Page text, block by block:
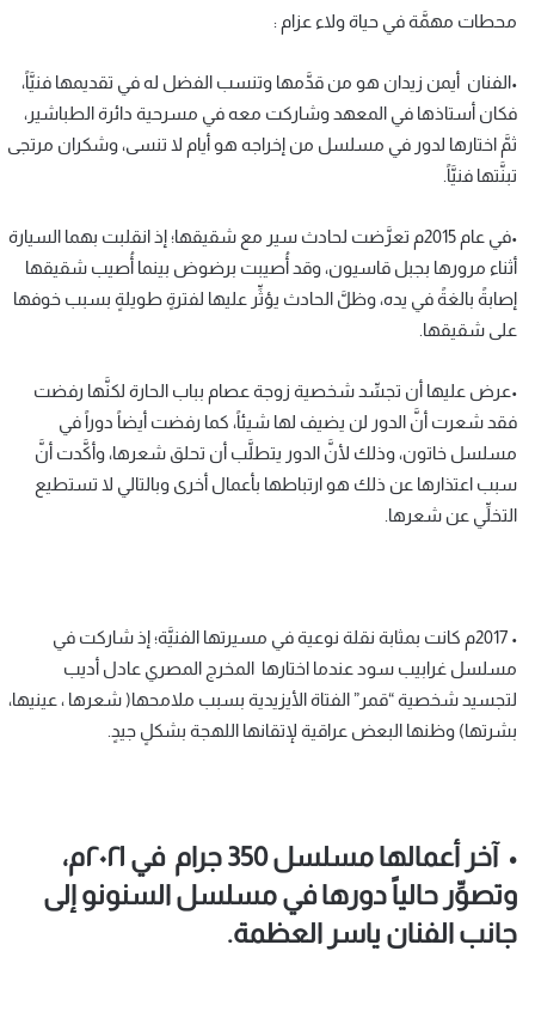
محطات مهمَّة في حياة ولاء عزام :
•الفنان أيمن زيدان هو من قدَّمها وتنسب الفضل له في تقديمها فنيَّاً،
فكان أستاذها في المعهد وشاركت معه في مسرحية دائرة الطباشير،
ثمَّ اختارها لدور في مسلسل من إخراجه هو أيام لا تنسى، وشكران مرتجى
تبنَّتها فنيَّاً.
•في عام 2015م تعرَّضت لحادث سير مع شقيقها؛ إذ انقلبت بهما السيارة
أثناء مرورها بجبل قاسيون، وقد أُصيبت برضوض بينما أُصيب شقيقها
إصابةً بالغةً في يده، وظلَّ الحادث يؤثِّر عليها لفترةٍ طويلةٍ بسبب خوفها
على شقيقها.
•عرض عليها أن تجسِّد شخصية زوجة عصام بباب الحارة لكنَّها رفضت
فقد شعرت أنَّ الدور لن يضيف لها شيئاً، كما رفضت أيضاً دوراً في
مسلسل خاتون، وذلك لأنَّ الدور يتطلَّب أن تحلق شعرها، وأكَّدت أنَّ
سبب اعتذارها عن ذلك هو ارتباطها بأعمال أخرى وبالتالي لا تستطيع
التخلِّي عن شعرها.
• 2017م كانت بمثابة نقلة نوعية في مسيرتها الفنيَّة؛ إذ شاركت في
مسلسل غرابيب سود عندما اختارها المخرج المصري عادل أديب
لتجسيد شخصية “قمر” الفتاة الأيزيدية بسبب ملامحها( شعرها ، عينيها،
بشرتها) وظنها البعض عراقية لإتقانها اللهجة بشكلٍ جيدٍ.
• آخر أعمالها مسلسل 350 جرام في ٢٠٢١م،
وتصوِّر حالياً دورها في مسلسل السنونو إلى
جانب الفنان ياسر العظمة.